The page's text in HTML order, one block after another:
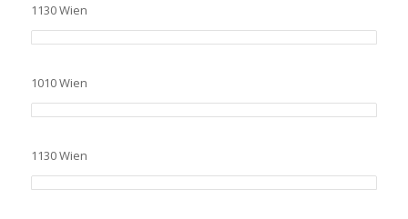
1130 Wien
1010 Wien
1130 Wien